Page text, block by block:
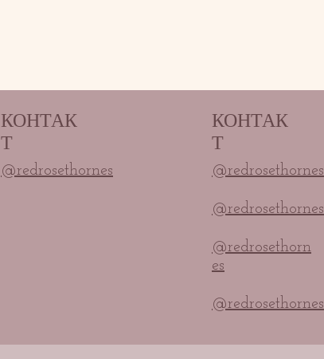
КОНТАК
Т
@redrosethornes
КОНТАК
Т
@redrosethornes
@redrosethornes
@redrosethorn
es
@redrosethornes